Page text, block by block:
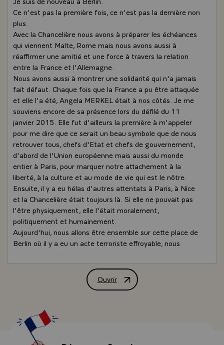
Ce n'est pas la première fois, ce n'est pas la dernière non
plus.
Avec la Chancelière nous avons à préparer les échéances
qui viennent Malte, Rome mais nous avons aussi à
réaffirmer une amitié et une force à travers la relation
entre la France et l'Allemagne.
Nous avons aussi à montrer une solidarité qui n'a jamais
fait défaut. Chaque fois que la France a pu être attaquée
et elle l'a été, Angela MERKEL était à nos côtés. Je me
souviens encore de sa présence lors du défilé du 11
janvier 2015. Elle fut d'ailleurs la première à m'appeler
pour me dire que ce serait un beau symbole que de nous
retrouver tous, chefs d'Etat et chefs de gouvernement,
d'abord de l'Union européenne mais aussi du monde
entier à Paris, pour marquer notre attachement à la
liberté, à la culture et au mode de vie qui est le nôtre.
Ensuite, il y a eu hélas d'autres attentats à Paris, à Nice
et la Chancelière était toujours là. Si elle ne pouvait pas
l'être physiquement, elle l'était moralement,
politiquement et humainement.
Aujourd'hui, nous allons être ensemble sur cette place de
Berlin où il y a eu un acte terroriste effroyable, nous
des pays libres et aussi une Europe qui veut défendre ce
qu'elle représente dans le monde. Bien sûr protéger ses
porter des valeurs.
C'est pour cela que nous sommes Européens. Nous
sommes Européens pour être plus prospères à travers les
marchés, avec une monnaie, mais nous le sommes aussi
Ouvrir
Déclaration de M. François Hollande,